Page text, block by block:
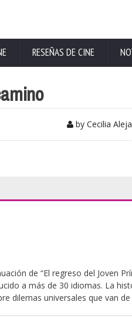
RESEÑAS DE CINE
by Cecilia
de “El regreso del Joven
a más de 30 idiomas. La
dilemas universales que van